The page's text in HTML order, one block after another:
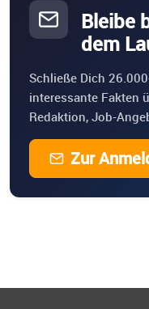
Bleibe
dem
Schließe Dich
interessante Fakten
Redaktion, Job-
Zur